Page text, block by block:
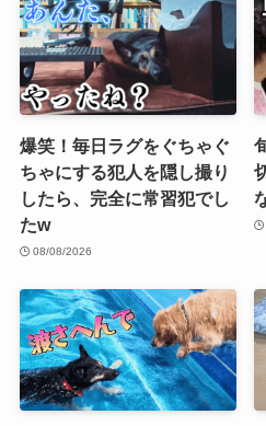
爆笑！毎日ラグをぐちゃぐ
ちゃにする犯人を隠し撮り
したら、完全に常習犯でし
たw
08/08/2026